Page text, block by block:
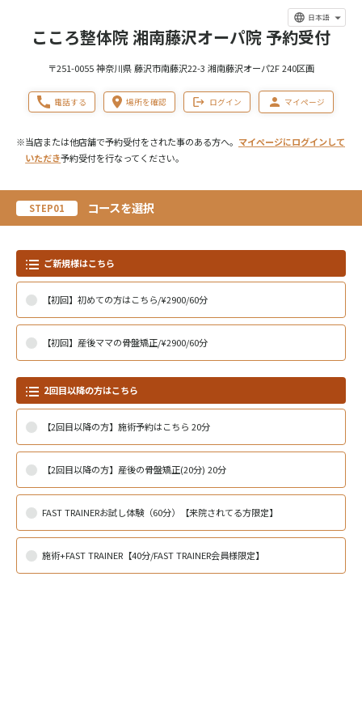
日本語
こころ整体院 湘南藤沢オーパ院 予約受付
〒251-0055 神奈川県 藤沢市南藤沢22-3 湘南藤沢オーパ2F 240区画
電話する 場所を確認 ログイン マイページ
※当店または他店舗で予約受付をされた事のある方へ。 マイページにログインして
いただき予約受付を行なってください。
STEP01 コースを選択
ご新規様はこちら
【初回】初めての方はこちら/¥2900/60分
【初回】産後ママの骨盤矯正/¥2900/60分
2回目以降の方はこちら
【2回目以降の方】施術予約はこちら 20分
【2回目以降の方】産後の骨盤矯正(20分) 20分
FAST TRAINERお試し体験（60分）【来院されてる方限定】
施術+FAST TRAINER【40分/FAST TRAINER会員様限定】